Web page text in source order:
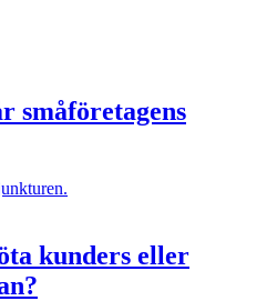
småföretagens
kunders eller